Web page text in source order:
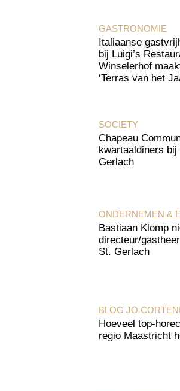
GASTRONOMIE
Italiaanse
bij Luigi’s
Winselerhof
‘Terras van het
SOCIETY
Chapeau
kwartaaldiners bij
Gerlach
ONDERNEMEN &
Bastiaan Klomp
directeur/
St. Gerlach
BLOG JO
Hoeveel top-
regio Maastricht